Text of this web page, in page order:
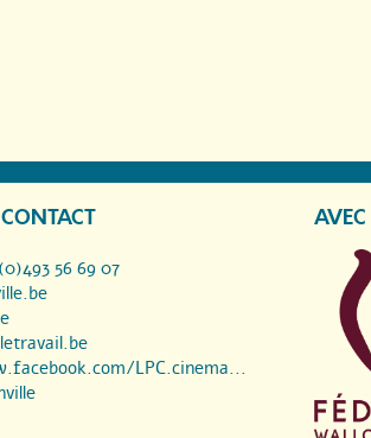
56 69 07
LPC.cinema...